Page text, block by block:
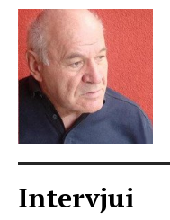
Intervjui